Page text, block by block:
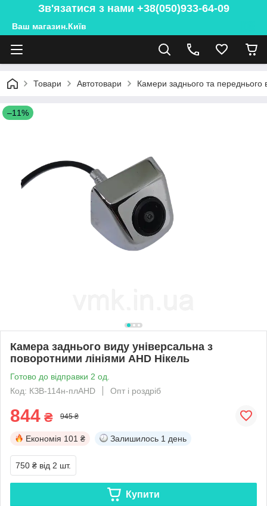
Зв'язатися з нами +38(050)933-64-09
Ваш магазин.Київ
Товари Автотовари Камери заднього та переднього
–11%
Камера заднього виду універсальна з
поворотними лініями AHD Нікель
Готово до відправки 2 од.
Код: КЗВ-114н-плAHD
Опт і роздріб
844 ₴ 945 ₴
Економія 101 ₴ Залишилось 1 день
750 ₴ від 2 шт.
Купити